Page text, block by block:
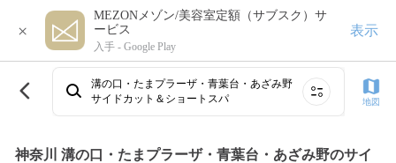
×
MEZONメゾン/美容室定額（サブスク）サ
ービス
入手 - Google Play
表示
溝の口・たまプラーザ・青葉台・あざみ野
サイドカット＆ショートスパ
地図
神奈川 溝の口・たまプラーザ・青葉台・あざみ野のサイ